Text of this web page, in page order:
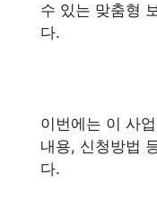
수 있는 맞춤형
다.
이번에는 이 사
내용, 신청방법
다.